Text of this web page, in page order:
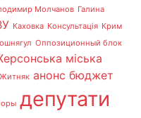
Молчанов Галина
Каховка Консультація Крим
Оппозиционный блок
міська
анонс бюджет
депутати